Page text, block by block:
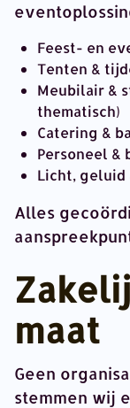
Feest- en
Tenten &
Meubilair &
thematisch)
Catering &
Personeel &
Licht, geluid
Alles
maat
Geen
stemmen wij